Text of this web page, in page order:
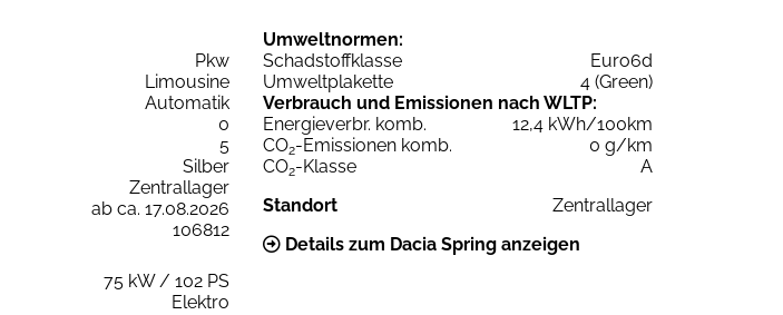
Pkw
Limousine
Automatik
0
5
Silber
Zentrallager
ab ca. 17.08.2026
106812
75 kW / 102 PS
Elektro
Umweltnormen:
Schadstoffklasse
Euro6d
Umweltplakette
4 (Green)
Verbrauch und Emissionen nach WLTP:
Energieverbr. komb.
12,4 kWh/100km
CO2-Emissionen komb.
0 g/km
CO2-Klasse
A
Standort
Zentrallager
Details zum Dacia Spring anzeigen